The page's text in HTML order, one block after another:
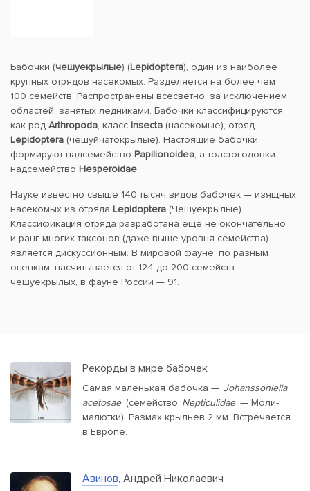
Бабочки (чешуекрылые) (Lepidoptera), один из наиболее
крупных отрядов насекомых. Разделяется на более чем
100 семейств. Распространены всесветно, за исключением
областей, занятых ледниками. Бабочки классифицируются
как род Arthropoda, класс Insecta (насекомые), отряд
Lepidoptera (чешуйчатокрылые). Настоящие бабочки
формируют надсемейство Papilionoidea, а толстоголовки —
надсемейство Hesperoidae.
Науке известно свыше 140 тысяч видов бабочек — изящных
насекомых из отряда Lepidoptera (Чешуекрылые).
Классификация отряда разработана ещё не окончательно
и ранг многих таксонов (даже выше уровня семейства)
является дискуссионным. В мировой фауне, по разным
оценкам, насчитывается от 124 до 200 семейств
чешуекрылых, в фауне России — 91.
Рекорды в мире бабочек
Самая маленькая бабочка — Johanssoniella
acetosae (семейство Nepticulidae — Моли-
малютки). Размах крыльев 2 мм. Встречается
в Европе.
Авинов, Андрей Николаевич